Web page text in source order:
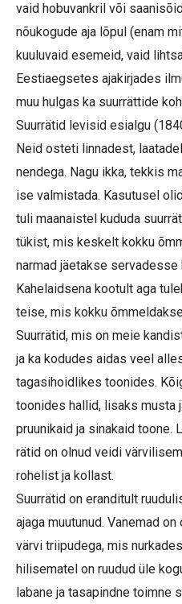
vaid hobuvankril või
nõukogude aja lõpul (enam
kuuluvaid esemeid, vaid
Eestiaegsetes ajakirjades
muu hulgas ka suurrättide
Suurrätid levisid esialgu
Neid osteti linnadest,
nendega. Nagu ikka, tekkis
ise valmistada. Kasutusel
tuli maanaistel kududa
tükist, mis keskelt kokku
narmad jäetakse servadesse
Kahelaidsena kootult aga
teise, mis kokku
Suurrätid, mis on meie
ja ka kodudes aidas veel
tagasihoidlikes toonides.
toonides hallid, lisaks musta
pruunikaid ja sinakaid toone.
rätid on olnud veidi
rohelist ja kollast.
Suurrätid on eranditult
ajaga muutunud. Vanemad
värvi triipudega, mis
hilisematel on ruudud üle
labane ja tasapindne toimne